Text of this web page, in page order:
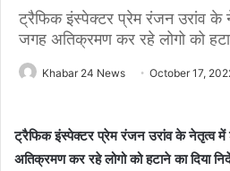
ट्रैफिक इंस्पेक्टर प्रेम रंजन उरांव के
जगह अतिक्रमण कर रहे लोगो को
Khabar 24 News October 17,
ट्रैफिक इंस्पेक्टर प्रेम रंजन उरांव के नेतृत्व में
अतिक्रमण कर रहे लोगो को हटाने का दिया